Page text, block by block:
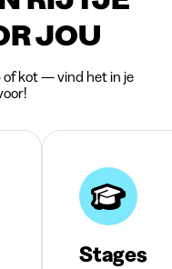
JOU
kot — vind het in je
Stages